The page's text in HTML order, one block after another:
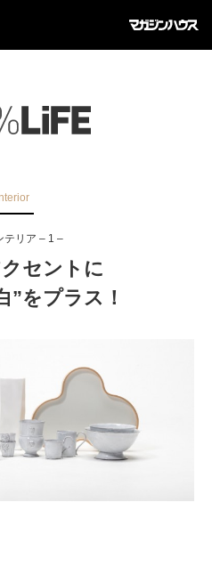
テリア – 1 –
セントに
”をプラス！